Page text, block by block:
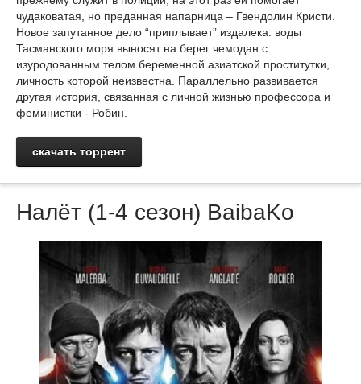
чудаковатая, но преданная напарница – Гвендолин Кристи.
Новое запутанное дело “приплывает” издалека: воды
Тасманского моря выносят на берег чемодан с
изуродованным телом беременной азиатской проститутки,
личность которой неизвестна. Параллельно развивается
другая история, связанная с личной жизнью профессора и
феминистки - Робин.
скачать торрент
Налёт (1-4 сезон) BaibaKo